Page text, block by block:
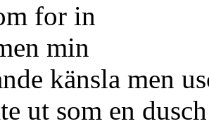
for in
min
känsla men
ut som en dusch